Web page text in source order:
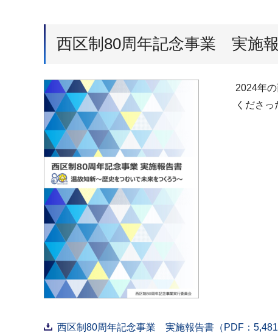
西区制80周年記念事業 実施
2024年
くださっ
西区制80周年記念事業 実施報告書（PDF：